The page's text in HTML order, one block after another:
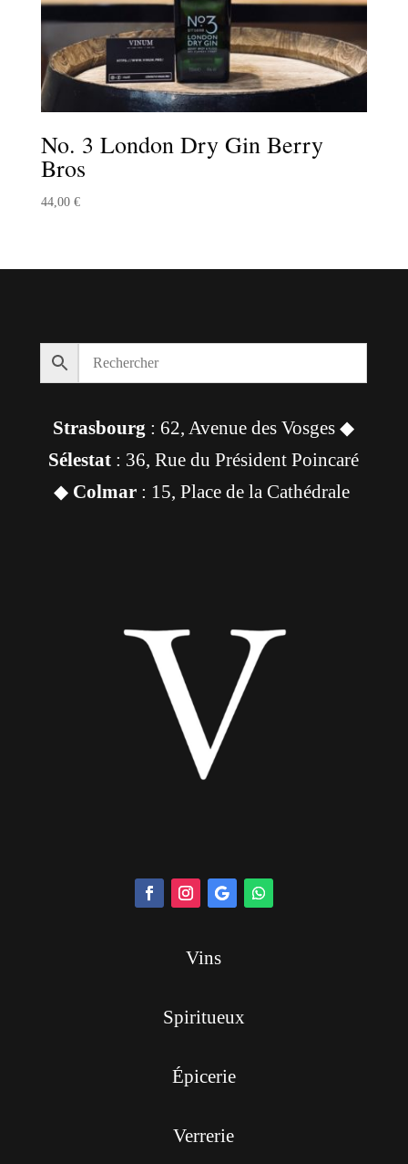
No. 3 London Dry Gin Berry
Bros
44,00 €
Strasbourg : 62, Avenue des Vosges ◆
Sélestat : 36, Rue du Président Poincaré
◆ Colmar: 15, Place de la Cathédrale
Vins
Spiritueux
Épicerie
Verrerie